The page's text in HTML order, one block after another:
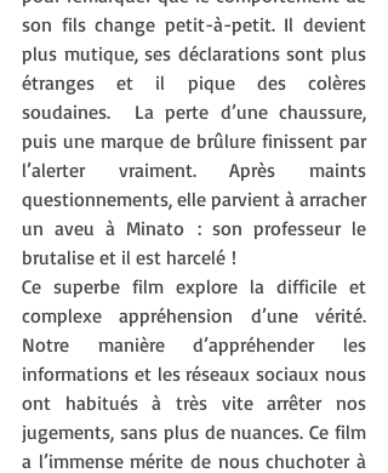
son fils change petit-à-petit. Il devient
plus mutique, ses déclarations sont plus
étranges et il pique des colères
soudaines.  La perte d’une chaussure,
puis une marque de brûlure finissent par
l’alerter vraiment. Après maints
questionnements, elle parvient à arracher
un aveu à Minato : son professeur le
brutalise et il est harcelé !
Ce superbe film explore la difficile et
complexe appréhension d’une vérité.
Notre manière d’appréhender les
informations et les réseaux sociaux nous
ont habitués à très vite arrêter nos
jugements, sans plus de nuances. Ce film
a l’immense mérite de nous chuchoter à